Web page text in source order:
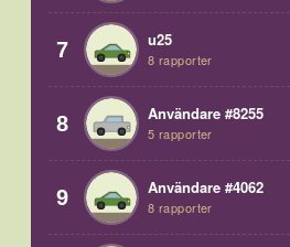
7 u25
8 rapporter
8 Användare #8255
5 rapporter
9 Användare #4062
8 rapporter